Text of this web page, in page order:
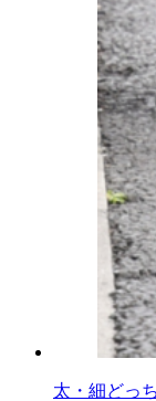
太・細どっ